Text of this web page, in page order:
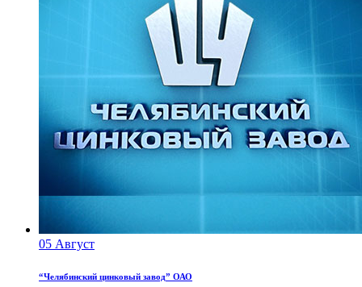
05 Август
“Челябинский цинковый завод” ОАО